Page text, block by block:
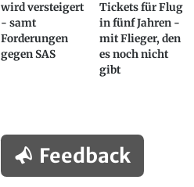
wird versteigert
- samt
Forderungen
gegen SAS
Tickets für Flug
in fünf Jahren -
mit Flieger, den
es noch nicht
gibt
Feedback